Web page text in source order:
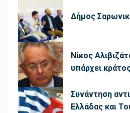
Δήμος
Νίκος
υπάρχει
Συνάντηση
Ελλάδας και